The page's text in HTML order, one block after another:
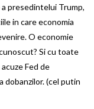
presedintelui Trump,
in care economia
O economie
Si cu toate
Fed de
dobanzilor. (cel putin